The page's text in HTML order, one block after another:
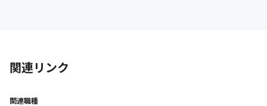
関連リンク
関連職種